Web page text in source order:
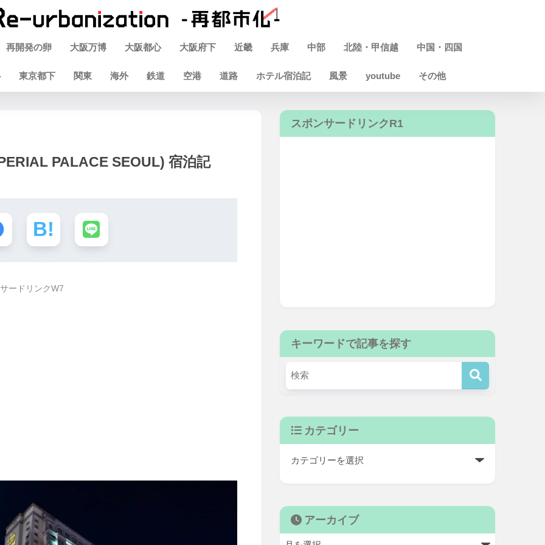
再開発の卵 大阪万博 大阪都心 大阪府下 近畿 兵庫 中部 北陸・甲信越 中国・四国
東京都下 関東 海外 鉄道 空港 道路 ホテル宿泊記 風景 youtube その他
PALACE SEOUL) 宿泊記
ードリンクW7
スポンサードリンクR1
キーワードで記事を探す
カテゴリー
アーカイブ